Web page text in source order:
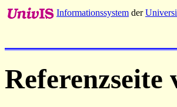
Informationssystem der
Referenzseite